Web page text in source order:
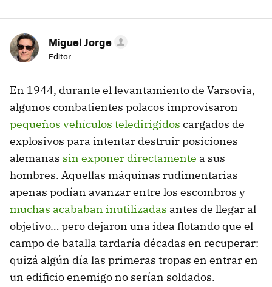
Miguel Jorge
Editor
En 1944, durante el levantamiento de Varsovia,
algunos combatientes polacos improvisaron
pequeños vehículos teledirigidos cargados de
explosivos para intentar destruir posiciones
alemanas sin exponer directamente a sus
hombres. Aquellas máquinas rudimentarias
apenas podían avanzar entre los escombros y
muchas acababan inutilizadas antes de llegar al
objetivo… pero dejaron una idea flotando que el
campo de batalla tardaría décadas en recuperar:
quizá algún día las primeras tropas en entrar en
un edificio enemigo no serían soldados.